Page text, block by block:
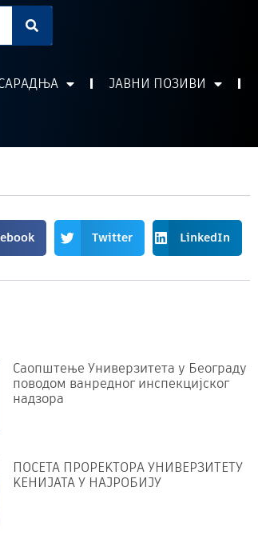
ЈАВНИ ПОЗИВИ
Twitter LinkedIn
Саопштење Универзитета у Београду
поводом ванредног инспекцијског
надзора
ПОСЕТА ПРОРЕKТОРА УНИВЕРЗИТЕТУ
KЕНИЈАТА У НАЈРОБИЈУ